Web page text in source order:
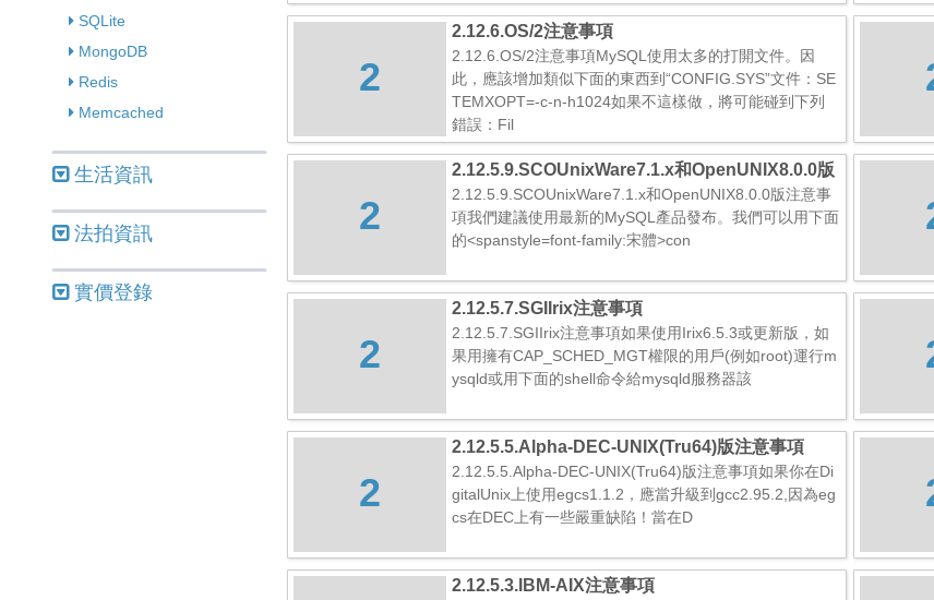
SQLite
MongoDB
Redis
Memcached
生活資訊
法拍資訊
實價登錄
2
2.12.6.OS/2注意事項
2.12.6.OS/2注意事項MySQL使用太多的打開文件。因
此，應該增加類似下面的東西到“CONFIG.SYS”文件：SE
TEMXOPT=-c-n-h1024如果不這樣做，將可能碰到下列
錯誤：Fil
2
2.12.5.9.SCOUnixWare7.1.x和OpenUNIX8.0.0版
注意事項
2.12.5.9.SCOUnixWare7.1.x和OpenUNIX8.0.0版注意事
項我們建議使用最新的MySQL產品發布。我們可以用下面
的<spanstyle=font-family:宋體>con
2
2.12.5.7.SGIIrix注意事項
2.12.5.7.SGIIrix注意事項如果使用Irix6.5.3或更新版，如
果用擁有CAP_SCHED_MGT權限的用戶(例如root)運行m
ysqld或用下面的shell命令給mysqld服務器該
2
2.12.5.5.Alpha-DEC-UNIX(Tru64)版注意事項
2.12.5.5.Alpha-DEC-UNIX(Tru64)版注意事項如果你在Di
gitalUnix上使用egcs1.1.2，應當升級到gcc2.95.2,因為eg
cs在DEC上有一些嚴重缺陷！當在D
2.12.5.3.IBM-AIX注意事項